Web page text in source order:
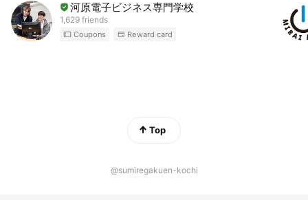
河原電子ビジネス専門学校
1,629 friends
Coupons Reward card
Top
@sumiregakuen-kochi